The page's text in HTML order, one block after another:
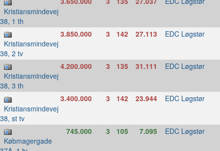
Kristiansmindevej
38, 1 th
Kristiansmindevej
38, 2 tv
3.850.000 3 142 27.113 EDC Løgstør
Kristiansmindevej
38, 3 th
4.200.000 3 135 31.111 EDC Løgstør
Kristiansmindevej
38, st tv
3.400.000 3 142 23.944 EDC Løgstør
Købmagergade
745.000 3 105 7.095 EDC Løgstør